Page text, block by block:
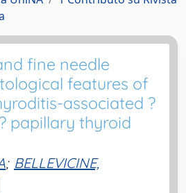
fine needle
features of
associated ?
papillary thyroid
; BELLEVICINE,